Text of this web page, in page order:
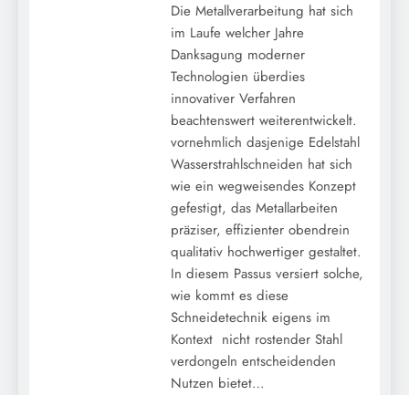
Die Metallverarbeitung hat sich
im Laufe welcher Jahre
Danksagung moderner
Technologien überdies
innovativer Verfahren
beachtenswert weiterentwickelt.
vornehmlich dasjenige Edelstahl
Wasserstrahlschneiden hat sich
wie ein wegweisendes Konzept
gefestigt, das Metallarbeiten
präziser, effizienter obendrein
qualitativ hochwertiger gestaltet.
In diesem Passus versiert solche,
wie kommt es diese
Schneidetechnik eigens im
Kontext nicht rostender Stahl
verdongeln entscheidenden
Nutzen bietet…